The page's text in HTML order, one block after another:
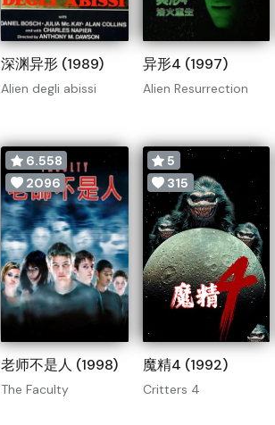
深渊异形 (1989)
Alien degli abissi
异形4 (1997)
Alien Resurrection
6.558
2096
老师不是人 (1998)
The Faculty
5
315
魔精4 (1992)
Critters 4